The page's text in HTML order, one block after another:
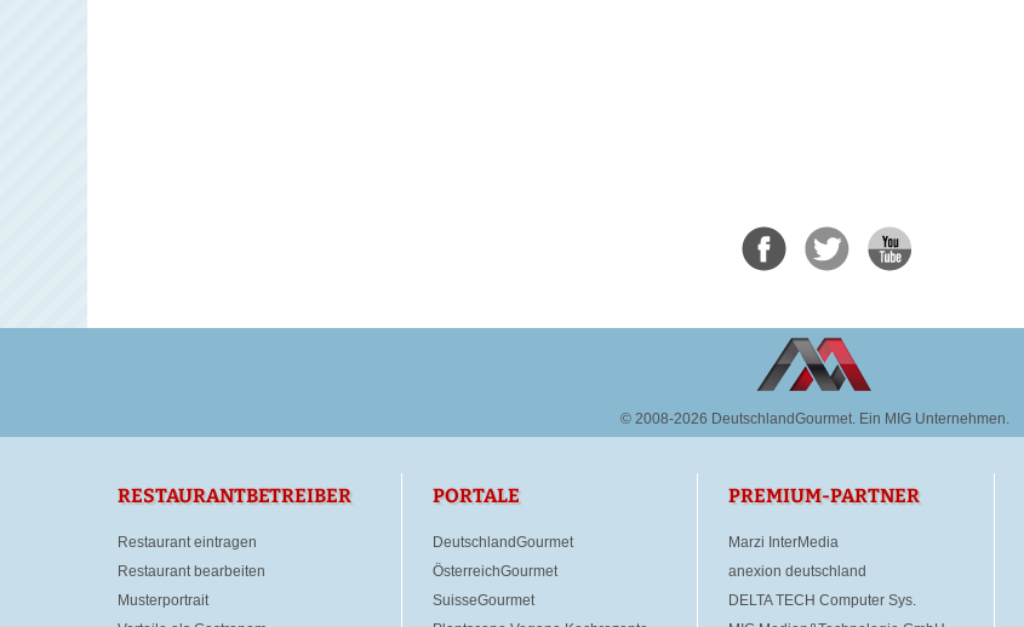
© 2008-2026 DeutschlandGourmet. Ein MIG Unternehmen.
RESTAURANTBETREIBER
Restaurant eintragen
Restaurant bearbeiten
Musterportrait
PORTALE
DeutschlandGourmet
ÖsterreichGourmet
SuisseGourmet
PREMIUM-PARTNER
Marzi InterMedia
anexion deutschland
DELTA TECH Computer Sys.